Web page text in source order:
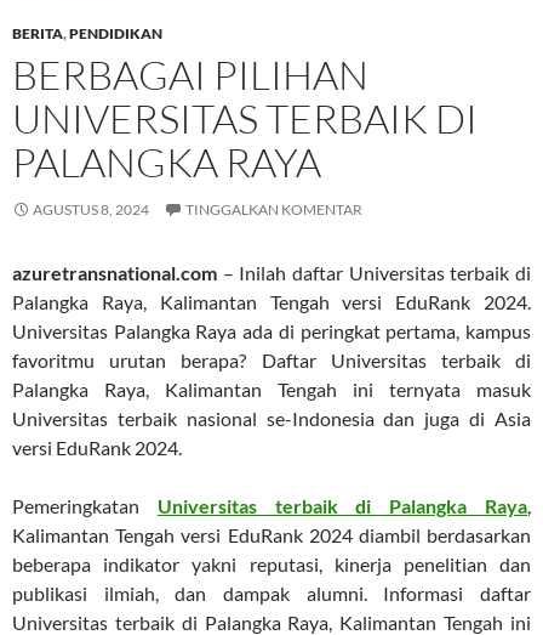
BERITA,PENDIDIKAN
BERBAGAI PILIHAN
UNIVERSITAS TERBAIK DI
PALANGKA RAYA
AGUSTUS 8, 2024 TINGGALKAN KOMENTAR
azuretransnational.com – Inilah daftar Universitas terbaik di
Palangka Raya, Kalimantan Tengah versi EduRank 2024.
Universitas Palangka Raya ada di peringkat pertama, kampus
favoritmu urutan berapa? Daftar Universitas terbaik di
Palangka Raya, Kalimantan Tengah ini ternyata masuk
Universitas terbaik nasional se-Indonesia dan juga di Asia
versi EduRank 2024.
Pemeringkatan Universitas terbaik di Palangka Raya,
Kalimantan Tengah versi EduRank 2024 diambil berdasarkan
beberapa indikator yakni reputasi, kinerja penelitian dan
publikasi ilmiah, dan dampak alumni. Informasi daftar
Universitas terbaik di Palangka Raya, Kalimantan Tengah ini